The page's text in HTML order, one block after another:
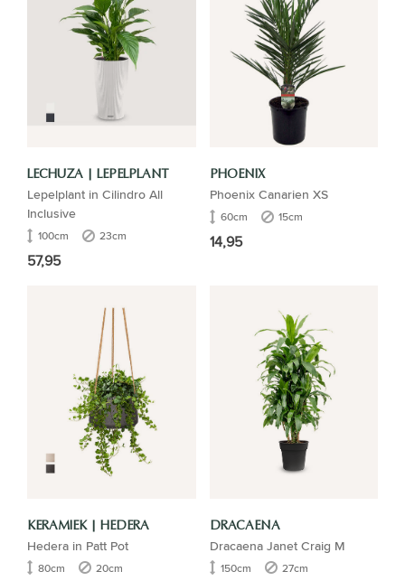
LECHUZA | LEPELPLANT
Lepelplant in Cilindro All
Inclusive
100cm 23cm
57,95
PHOENIX
Phoenix Canarien XS
60cm 15cm
14,95
KERAMIEK | HEDERA
Hedera in Patt Pot
80cm 20cm
DRACAENA
Dracaena Janet Craig M
150cm 27cm